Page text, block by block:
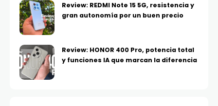
Review: REDMI Note 15 5G, resistencia y
gran autonomía por un buen precio
Review: HONOR 400 Pro, potencia total
y funciones IA que marcan la diferencia